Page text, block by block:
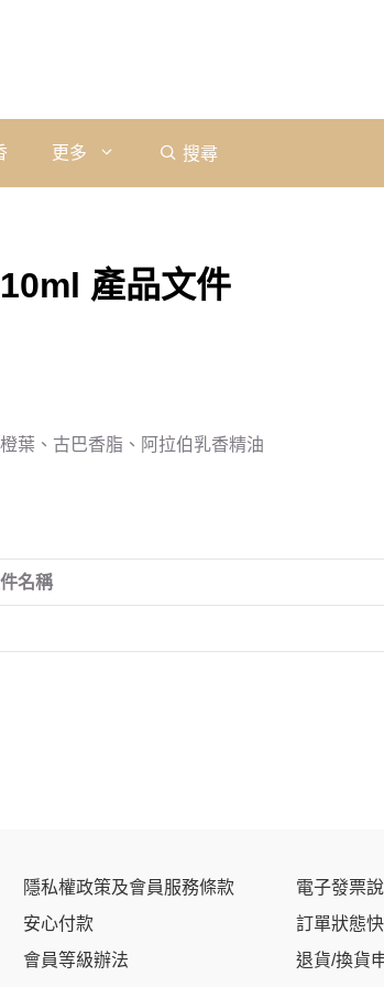
更多 搜尋
產品文件
葉、古巴香脂、阿拉伯乳香精油
名稱
隱私權政策及會員服務條款
安心付款
會員等級辦法
電子發票
訂單狀態
退貨/換貨